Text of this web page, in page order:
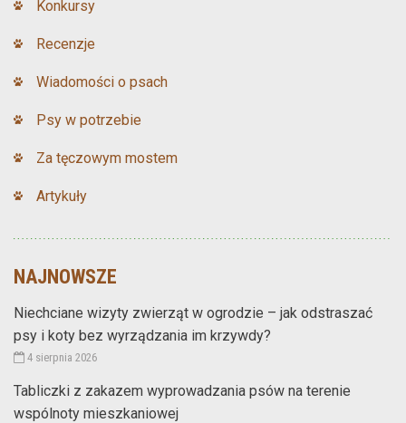
Konkursy
Recenzje
Wiadomości o psach
Psy w potrzebie
Za tęczowym mostem
Artykuły
NAJNOWSZE
Niechciane wizyty zwierząt w ogrodzie – jak odstraszać
psy i koty bez wyrządzania im krzywdy?
4 sierpnia 2026
Tabliczki z zakazem wyprowadzania psów na terenie
wspólnoty mieszkaniowej